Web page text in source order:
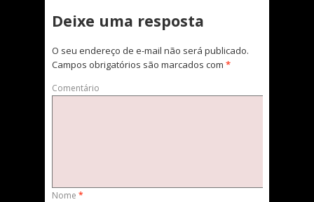
Deixe uma resposta
O seu endereço de e-mail não será publicado.
Campos obrigatórios são marcados com *
Comentário
Nome *